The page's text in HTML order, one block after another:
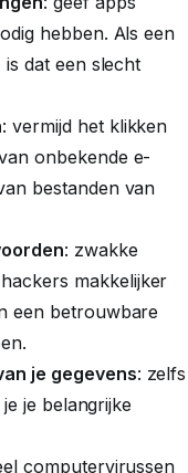
hebben. Als een
dat een slecht
: vermijd het klikken
onbekende e-
bestanden van
: zwakke
makkelijker
een betrouwbare
je gegevens: zelfs
je belangrijke
computervirussen